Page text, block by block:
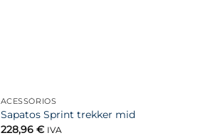
ACESSÓRIOS
Sapatos Sprint trekker mid
228,96 € IVA